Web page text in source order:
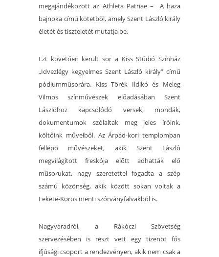
megajándékozott az Athleta Patriae – A haza
bajnoka című kötetből, amely Szent László király
életét és tiszteletét mutatja be.
Ezt követően került sor a Kiss Stúdió Színház
„Idvezlégy kegyelmes Szent László király” című
pódiumműsorára. Kiss Törék Ildikó és Meleg
Vilmos színművészek előadásában Szent
Lászlóhoz kapcsolódó versek, mondák,
dokumentumok szólaltak meg jeles íróink,
költőink műveiből. Az Árpád-kori templomban
fellépő művészeket, akik Szent László
megvilágított freskója előtt adhatták elő
műsorukat, nagy szeretettel fogadta a szép
számú közönség, akik között sokan voltak a
Fekete-Körös menti szórványfalvakból is.
Nagyváradról, a Rákóczi Szövetség
szervezésében is részt vett egy tizenöt fős
ifjúsági csoport a rendezvényen, akik nem csak a